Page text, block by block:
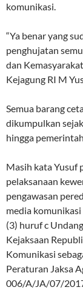
komunikasi.
“Ya benar yang
penghujatan
dan
Kejagung RI M
Semua barang
dikumpulkan
hingga
Masih kata Yusuf
pelaksanaan
pengawasan
media
(3) huruf c
Kejaksaan
Komunikasi
Peraturan Jaksa
006/A/JA/07/